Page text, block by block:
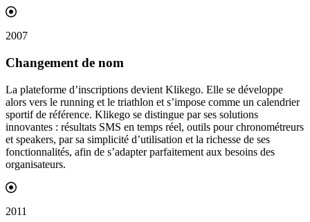
2007
Changement de nom
La plateforme d’inscriptions devient Klikego. Elle se développe
alors vers le running et le triathlon et s’impose comme un calendrier
sportif de référence. Klikego se distingue par ses solutions
innovantes : résultats SMS en temps réel, outils pour chronométreurs
et speakers, par sa simplicité d’utilisation et la richesse de ses
fonctionnalités, afin de s’adapter parfaitement aux besoins des
organisateurs.
2011